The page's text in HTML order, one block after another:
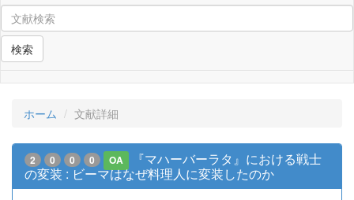
検索
ホーム 文献詳細
2 0 0 0 OA
『マハーバーラタ』における戦士
の変装 : ビーマはなぜ料理人に変装したのか